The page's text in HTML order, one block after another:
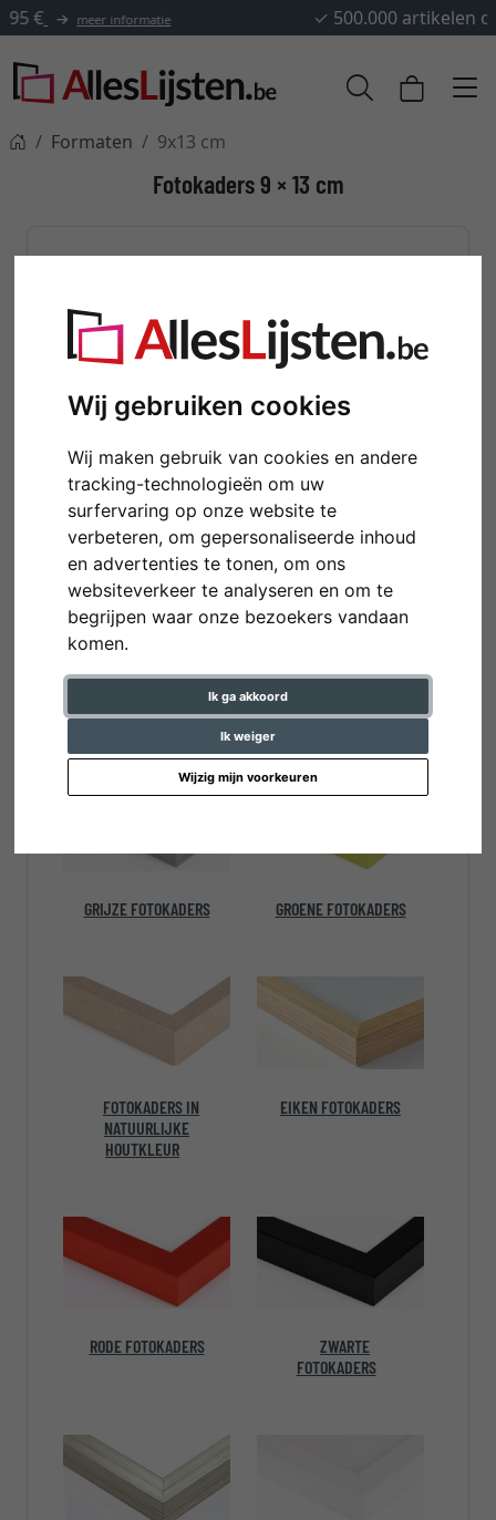
Wij gebruiken cookies
Wij maken gebruik van cookies en andere
tracking-technologieën om uw
surfervaring op onze website te
verbeteren, om gepersonaliseerde inhoud
en advertenties te tonen, om ons
websiteverkeer te analyseren en om te
begrijpen waar onze bezoekers vandaan
komen.
Ik ga akkoord
Ik weiger
Wijzig mijn voorkeuren
✓500.000 artikelen om uit te kiezen
Formaten 9x13 cm
Fotokaders 9 × 13 cm
Kleuren
BLAUWE
FOTOKADERS
BRUINE FOTOKADERS
FOTOKADERS
GRIJZE FOTOKADERS GROENE FOTOKADERS
FOTOKADERS IN
NATUURLIJKE
HOUTKLEUR
EIKEN FOTOKADERS
RODE FOTOKADERS
ZWARTE
FOTOKADERS